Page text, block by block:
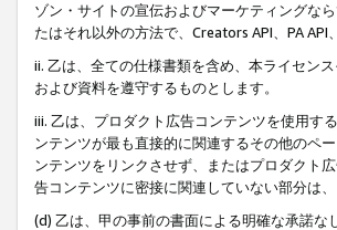
ゾン・サイトの宣伝およびマーケティングな
たはそれ以外の方法で、Creators API、PA
ii. 乙は、全ての仕様書類を含め、本ライセン
および資料を遵守するものとします。
iii. 乙は、プロダクト広告コンテンツを使用す
ンテンツが最も直接的に関連するその他のペ
ンテンツをリンクさせず、またはプロダクト
告コンテンツに密接に関連していない部分は
(d) 乙は、甲の事前の書面による明確な承諾